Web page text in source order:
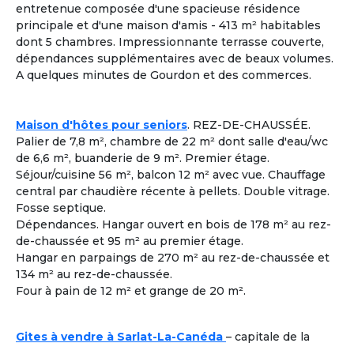
entretenue composée d'une spacieuse résidence
principale et d'une maison d'amis - 413 m² habitables
dont 5 chambres. Impressionnante terrasse couverte,
dépendances supplémentaires avec de beaux volumes.
A quelques minutes de Gourdon et des commerces.
Maison d'hôtes pour seniors. REZ-DE-CHAUSSÉE.
Palier de 7,8 m², chambre de 22 m² dont salle d'eau/wc
de 6,6 m², buanderie de 9 m². Premier étage.
Séjour/cuisine 56 m², balcon 12 m² avec vue. Chauffage
central par chaudière récente à pellets. Double vitrage.
Fosse septique.
Dépendances. Hangar ouvert en bois de 178 m² au rez-
de-chaussée et 95 m² au premier étage.
Hangar en parpaings de 270 m² au rez-de-chaussée et
134 m² au rez-de-chaussée.
Four à pain de 12 m² et grange de 20 m².
Gites à vendre à Sarlat-La-Canéda – capitale de la
Sylvia
Femme- 60ans
Toulon ± 30kms - France
Colouer Intégrer Habitat Partagé
Comment rencontrer des co-acheteurs
compatibles ?
Cohabiting Seniors vous met en relation avec des
des différentes visites de logements adaptés à la